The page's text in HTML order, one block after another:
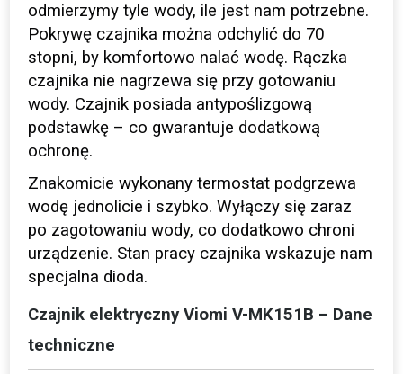
odmierzymy tyle wody, ile jest nam potrzebne.
Pokrywę czajnika można odchylić do 70
stopni, by komfortowo nalać wodę. Rączka
czajnika nie nagrzewa się przy gotowaniu
wody. Czajnik posiada antypoślizgową
podstawkę – co gwarantuje dodatkową
ochronę.
Znakomicie wykonany termostat podgrzewa
wodę jednolicie i szybko. Wyłączy się zaraz
po zagotowaniu wody, co dodatkowo chroni
urządzenie. Stan pracy czajnika wskazuje nam
specjalna dioda.
Czajnik elektryczny Viomi V-MK151B – Dane
techniczne